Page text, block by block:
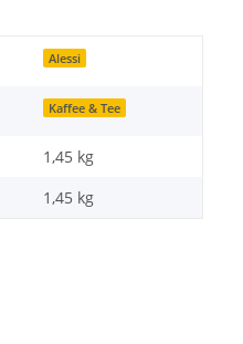
Alessi
Kaffee & Tee
1,45 kg
1,45 kg